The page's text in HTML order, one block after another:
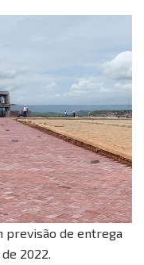
previsão de entrega
2022.